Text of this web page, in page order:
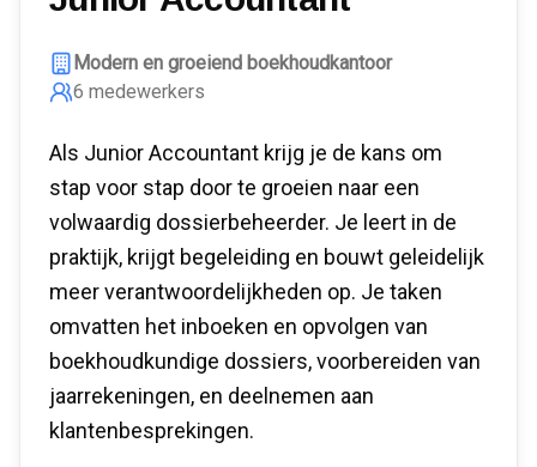
Modern en groeiend boekhoudkantoor
6 medewerkers
Als Junior Accountant krijg je de kans om
stap voor stap door te groeien naar een
volwaardig dossierbeheerder. Je leert in de
praktijk, krijgt begeleiding en bouwt geleidelijk
meer verantwoordelijkheden op. Je taken
omvatten het inboeken en opvolgen van
boekhoudkundige dossiers, voorbereiden van
jaarrekeningen, en deelnemen aan
klantenbesprekingen.